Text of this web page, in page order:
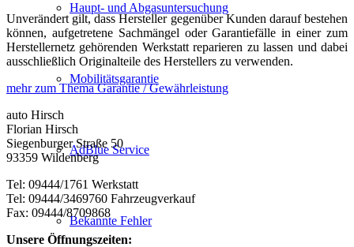
Haupt- und Abgasuntersuchung
Mobilitätsgarantie
AdBlue Service
Bekannte Fehler
Unverändert gilt, dass Hersteller gegenüber Kunden darauf bestehen
können, aufgetretene Sachmängel oder Garantiefälle in einer zum
Herstellernetz gehörenden Werkstatt reparieren zu lassen und dabei
ausschließlich Originalteile des Herstellers zu verwenden.
mehr zum Thema Garantie / Gewährleistung
auto Hirsch
Florian Hirsch
Siegenburger Straße 50
93359 Wildenberg
Tel: 09444/1761 Werkstatt
Tel: 09444/3469760 Fahrzeugverkauf
Fax: 09444/8709868
Unsere Öffnungszeiten: